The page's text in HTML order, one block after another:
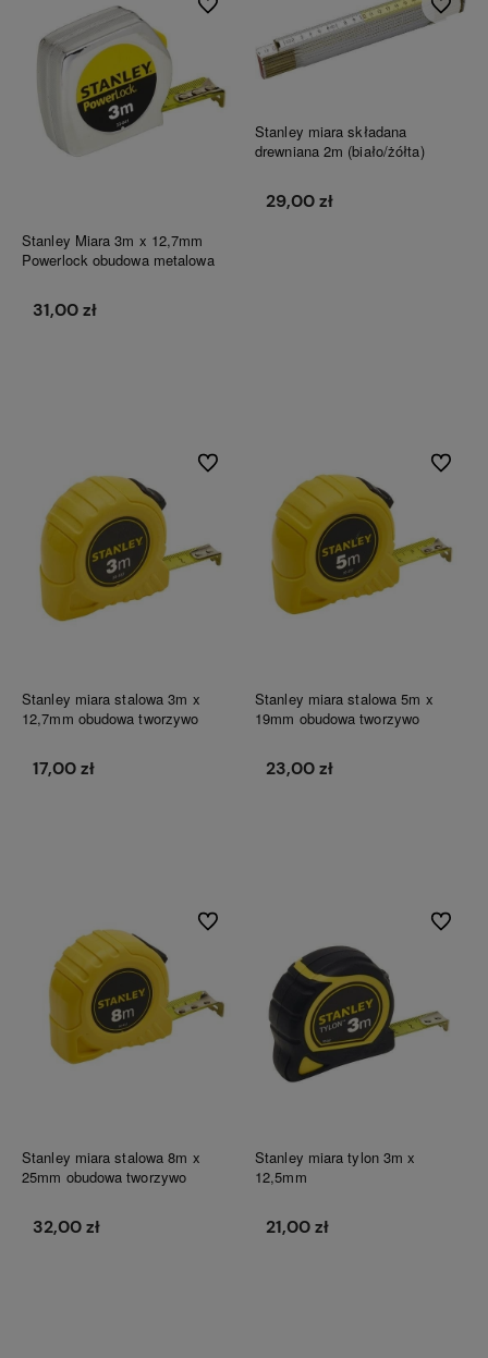
Stanley Miara 3m x 12,7mm
Powerlock obudowa metalowa
31,00 zł
Do ulubionych
Stanley miara składana
drewniana 2m (biało/żółta)
29,00 zł
Do
Stanley miara stalowa 3m x
12,7mm obudowa tworzywo
17,00 zł
Do ulubionych
Stanley miara stalowa 5m x
19mm obudowa tworzywo
23,00 zł
Do
Stanley miara stalowa 8m x
25mm obudowa tworzywo
32,00 zł
Do ulubionych
Stanley miara tylon 3m x
12,5mm
21,00 zł
Do